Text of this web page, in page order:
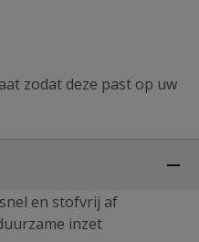
zodat deze past op uw
en stofvrij af
inzet